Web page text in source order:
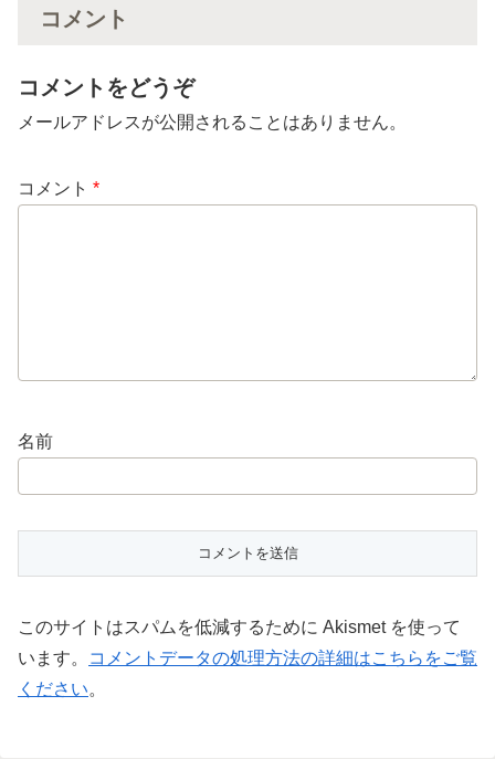
コメント
コメントをどうぞ
メールアドレスが公開されることはありません。
コメント *
名前
このサイトはスパムを低減するために Akismet を使って
います。
コメントデータの処理方法の詳細はこちらをご覧
ください。